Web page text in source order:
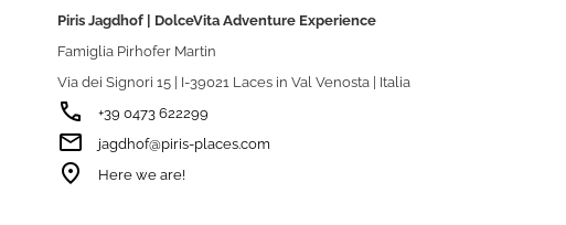
Piris Jagdhof | DolceVita Adventure Experience
Famiglia Pirhofer Martin
Via dei Signori 15 | I-39021 Laces in Val Venosta | Italia
phone +39 0473 622299
email jagdhof@piris-places.com
room Here we are!